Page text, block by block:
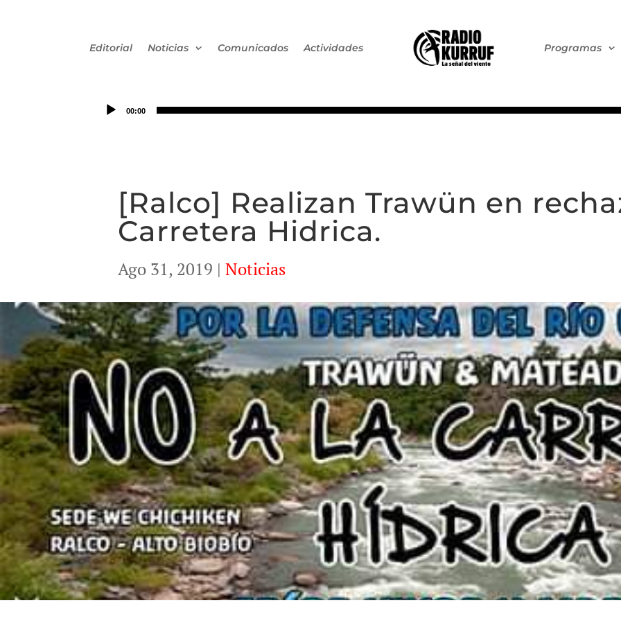
Editorial Noticias Comunicados Actividades Programas
00:00
[Ralco] Realizan Trawün en
Carretera Hidrica.
Ago 31, 2019 |Noticias